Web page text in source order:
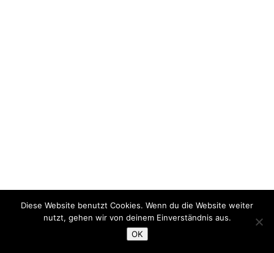
Diese Website benutzt Cookies. Wenn du die Website weiter
nutzt, gehen wir von deinem Einverständnis aus.
OK